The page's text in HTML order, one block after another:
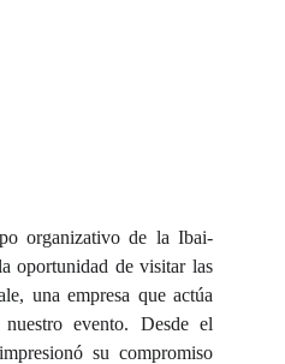
organizativo de la Ibai-
oportunidad de visitar las
una empresa que actúa
evento. Desde el
su compromiso